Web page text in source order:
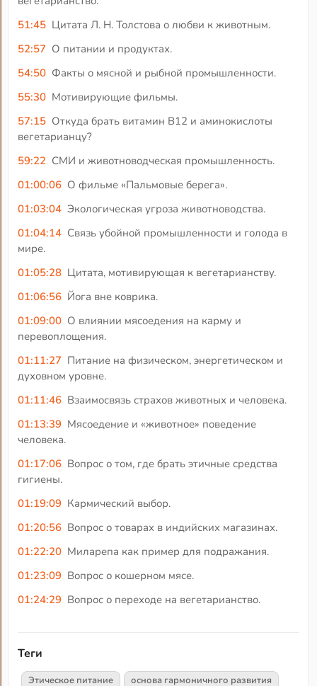
51:45 Цитата Л. Н. Толстова о любви к животным.
52:57 О питании и продуктах.
54:50 Факты о мясной и рыбной промышленности.
55:30 Мотивирующие фильмы.
57:15 Откуда брать витамин В12 и аминокислоты
вегетарианцу?
59:22 СМИ и животноводческая промышленность.
01:00:06 О фильме «Пальмовые берега».
01:03:04 Экологическая угроза животноводства.
01:04:14 Связь убойной промышленности и голода в
мире.
01:05:28 Цитата, мотивирующая к вегетарианству.
01:06:56 Йога вне коврика.
01:09:00 О влиянии мясоедения на карму и
перевоплощения.
01:11:27 Питание на физическом, энергетическом и
духовном уровне.
01:11:46 Взаимосвязь страхов животных и человека.
01:13:39 Мясоедение и «животное» поведение
человека.
01:17:06 Вопрос о том, где брать этичные средства
гигиены.
01:19:09 Кармический выбор.
01:20:56 Вопрос о товарах в индийских магазинах.
01:22:20 Миларепа как пример для подражания.
01:23:09 Вопрос о кошерном мясе.
01:24:29 Вопрос о переходе на вегетарианство.
Теги
Этическое питание основа гармоничного развития